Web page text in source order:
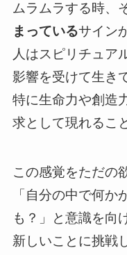
ムラムラする時、
まっているサイン
人はスピリチュア
影響を受けて生き
特に生命力や創造
求として現れるこ
この感覚をただの
「自分の中で何
も？」と意識を向
新しいことに挑戦